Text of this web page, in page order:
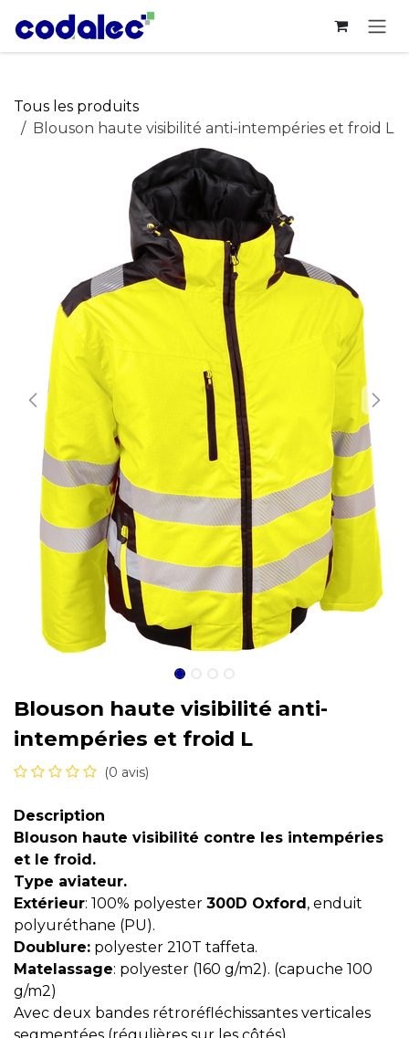
Se rendre au contenu
Tous les produits
Blouson haute visibilité anti-intempéries et froid L
Blouson haute visibilité anti-
intempéries et froid L
(0 avis)
Description
Blouson haute visibilité contre les intempéries
et le froid.
Type aviateur.
Extérieur: 100% polyester 300D Oxford, enduit
polyuréthane (PU).
Doublure: polyester 210T taffeta.
Matelassage: polyester (160 g/m2). (capuche 100
g/m2)
Avec deux bandes rétroréfléchissantes verticales